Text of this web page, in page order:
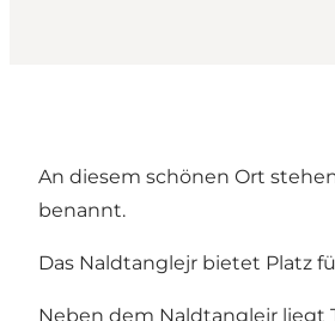
An diesem schönen Ort
benannt.
Das Naldtanglejr bietet Platz
Neben dem Naldtanglejr liegt